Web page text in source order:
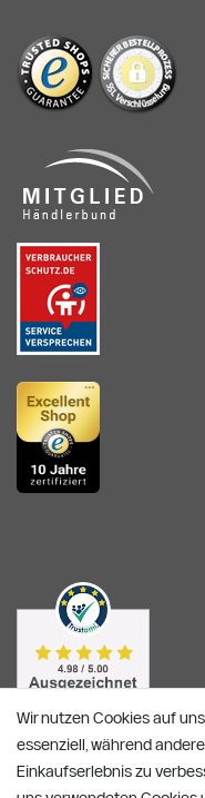
Wir nutzen Cookies auf
essenziell, während
Einkaufserlebnis zu